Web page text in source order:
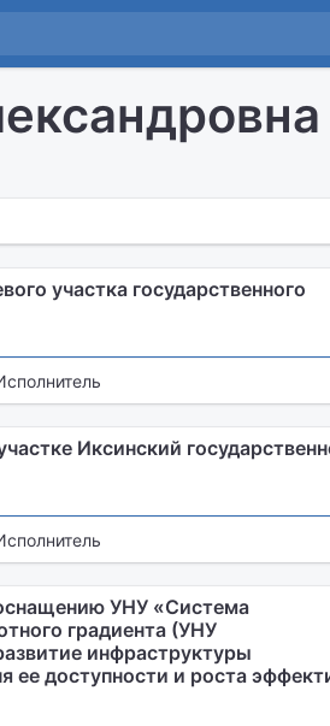
участка государственного
Иксинский
УНУ «Система
градиента (УНУ
инфраструктуры
ее доступности и роста